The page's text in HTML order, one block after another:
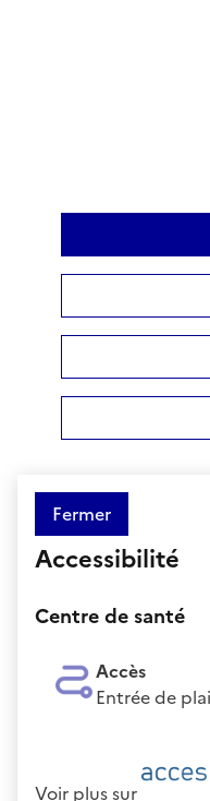
Fermer
Accessibilité
Centre de santé
Accès
Entrée de
Voir plus sur